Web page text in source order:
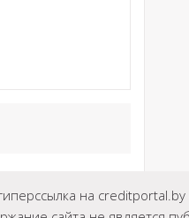
на creditportal.by